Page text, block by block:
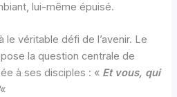
lui-même épuisé.
le véritable défi de l’avenir. Le
la question centrale de
à ses disciples : « Et vous, qui
«